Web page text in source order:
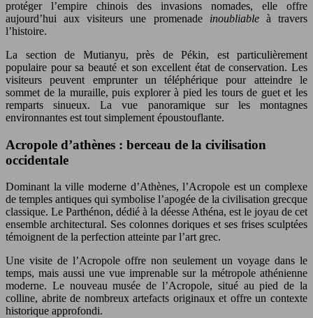
protéger l’empire chinois des invasions nomades, elle offre
aujourd’hui aux visiteurs une promenade inoubliable à travers
l’histoire.
La section de Mutianyu, près de Pékin, est particulièrement
populaire pour sa beauté et son excellent état de conservation. Les
visiteurs peuvent emprunter un téléphérique pour atteindre le
sommet de la muraille, puis explorer à pied les tours de guet et les
remparts sinueux. La vue panoramique sur les montagnes
environnantes est tout simplement époustouflante.
Acropole d’athènes : berceau de la civilisation
occidentale
Dominant la ville moderne d’Athènes, l’Acropole est un complexe
de temples antiques qui symbolise l’apogée de la civilisation grecque
classique. Le Parthénon, dédié à la déesse Athéna, est le joyau de cet
ensemble architectural. Ses colonnes doriques et ses frises sculptées
témoignent de la perfection atteinte par l’art grec.
Une visite de l’Acropole offre non seulement un voyage dans le
temps, mais aussi une vue imprenable sur la métropole athénienne
moderne. Le nouveau musée de l’Acropole, situé au pied de la
colline, abrite de nombreux artefacts originaux et offre un contexte
historique approfondi.